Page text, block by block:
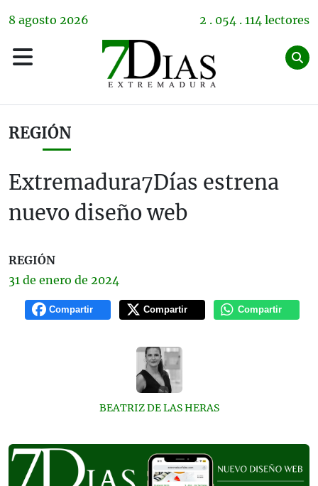
8 agosto 2026 2 . 054 . 114 lectores
REGIÓN
Extremadura7Días estrena
nuevo diseño web
REGIÓN
31 de enero de 2024
Compartir Compartir Compartir
BEATRIZ DE LAS HERAS